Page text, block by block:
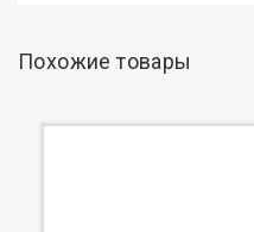
Похожие товары